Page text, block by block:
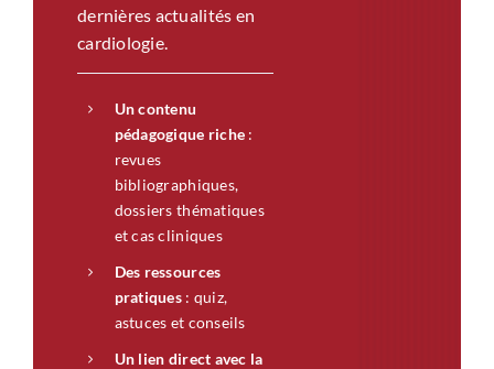
dernières actualités en
cardiologie.
Un contenu
pédagogique riche :
revues
bibliographiques,
dossiers thématiques
et cas cliniques
Des ressources
pratiques : quiz,
astuces et conseils
Un lien direct avec la